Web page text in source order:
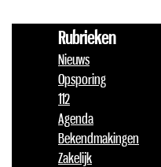
Rubrieken
Nieuws
Opsporing
112
Agenda
Bekendmakingen
Zakelijk